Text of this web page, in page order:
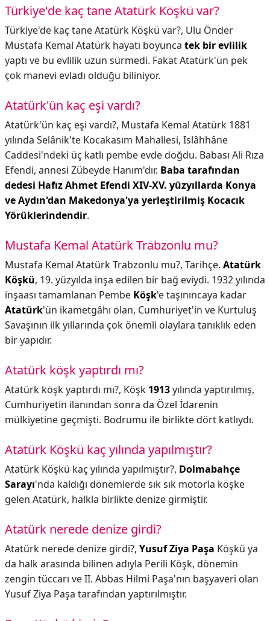
Türkiye'de kaç tane Atatürk Köşkü var?
Türkiye'de kaç tane Atatürk Köşkü var?, Ulu Önder
Mustafa Kemal Atatürk hayatı boyunca tek bir evlilik
yaptı ve bu evlilik uzun sürmedi. Fakat Atatürk'ün pek
çok manevi evladı olduğu biliniyor.
Atatürk'ün kaç eşi vardı?
Atatürk'ün kaç eşi vardı?, Mustafa Kemal Atatürk 1881
yılında Selânik'te Kocakasım Mahallesi, Islâhhâne
Caddesi'ndeki üç katlı pembe evde doğdu. Babası Ali Rıza
Efendi, annesi Zübeyde Hanım'dır. Baba tarafından
dedesi Hafız Ahmet Efendi XIV-XV. yüzyıllarda Konya
ve Aydın'dan Makedonya'ya yerleştirilmiş Kocacık
Yörüklerindendir.
Mustafa Kemal Atatürk Trabzonlu mu?
Mustafa Kemal Atatürk Trabzonlu mu?, Tarihçe. Atatürk
Köşkü, 19. yüzyılda inşa edilen bir bağ eviydi. 1932 yılında
inşaası tamamlanan Pembe Köşk'e taşınıncaya kadar
Atatürk'ün ikametgâhı olan, Cumhuriyet'in ve Kurtuluş
Savaşının ilk yıllarında çok önemli olaylara tanıklık eden
bir yapıdır.
Atatürk köşk yaptırdı mı?
Atatürk köşk yaptırdı mı?, Köşk 1913yılında yaptırılmış,
Cumhuriyetin ilanından sonra da Özel İdarenin
mülkiyetine geçmişti. Bodrumu ile birlikte dört katlıydı.
Atatürk Köşkü kaç yılında yapılmıştır?
Atatürk Köşkü kaç yılında yapılmıştır?, Dolmabahçe
Sarayı'nda kaldığı dönemlerde sık sık motorla köşke
gelen Atatürk, halkla birlikte denize girmiştir.
Atatürk nerede denize girdi?
Atatürk nerede denize girdi?, Yusuf Ziya Paşa Köşkü ya
da halk arasında bilinen adıyla Perili Köşk, dönemin
zengin tüccarı ve II. Abbas Hilmi Paşa'nın başyaveri olan
Yusuf Ziya Paşa tarafından yaptırılmıştır.